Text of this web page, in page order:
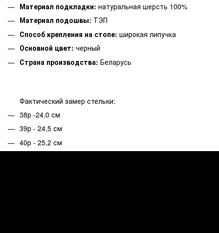
Материал подкладки: натуральная шерсть 100%
Материал подошвы: ТЭП
Способ крепления на стопе: широкая липучка
Основной цвет: черный
Страна производства: Беларусь
Фактический замер стельки:
38р -24,0 см
39р - 24,5 см
40р - 25,2 см